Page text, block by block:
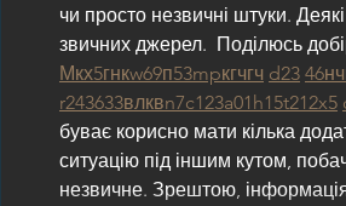
чи просто незвичні штуки.
звичних джерел.  Поділюсь
Мкх5гнкw69п53mpкгчгч d23 46н
r243633влквn7c123a01 h15t212x5
буває корисно мати кілька
ситуацію під іншим кутом,
незвичне. Зрештою,